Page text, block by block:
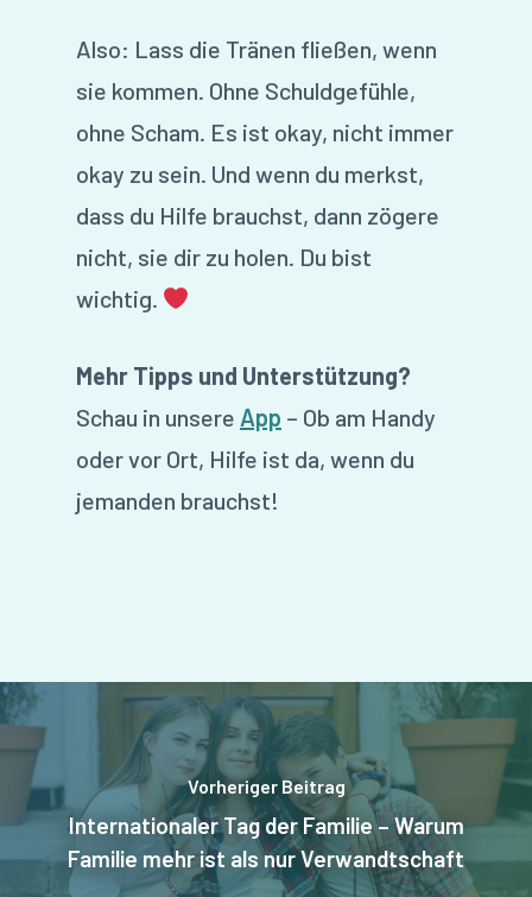
Also: Lass die Tränen fließen, wenn
sie kommen. Ohne Schuldgefühle,
ohne Scham. Es ist okay, nicht immer
okay zu sein. Und wenn du merkst,
dass du Hilfe brauchst, dann zögere
nicht, sie dir zu holen. Du bist
wichtig.
Mehr Tipps und Unterstützung?
Schau in unsere App – Ob am Handy
oder vor Ort, Hilfe ist da, wenn du
jemanden brauchst!
Vorheriger Beitrag
Internationaler Tag der Familie – Warum
Familie mehr ist als nur Verwandtschaft